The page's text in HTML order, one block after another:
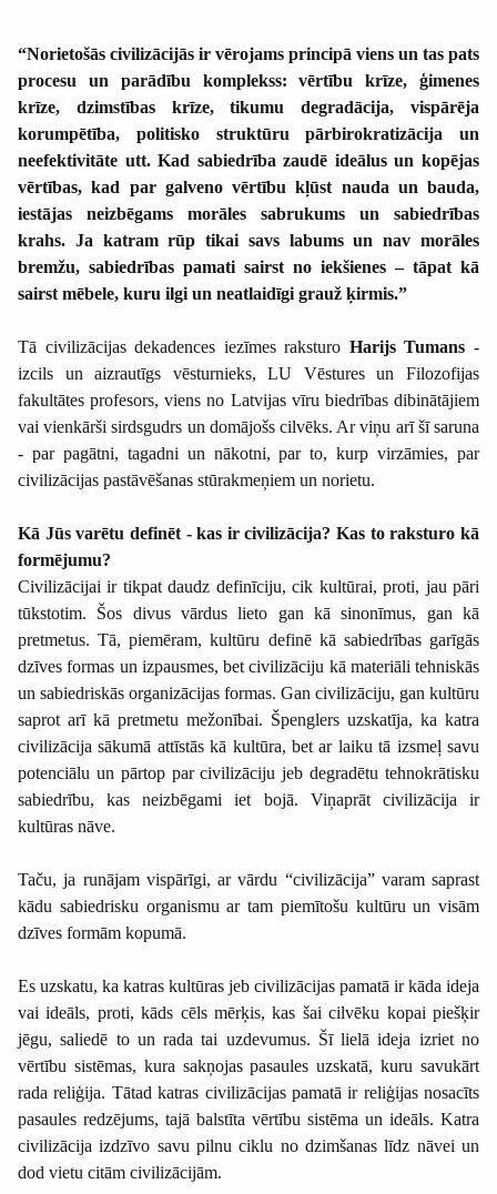
“Norietošās civilizācijās ir vērojams principā viens un tas pats
procesu un parādību komplekss: vērtību krīze, ģimenes
krīze, dzimstības krīze, tikumu degradācija, vispārēja
korumpētība, politisko struktūru pārbirokratizācija un
neefektivitāte utt. Kad sabiedrība zaudē ideālus un kopējas
vērtības, kad par galveno vērtību kļūst nauda un bauda,
iestājas neizbēgams morāles sabrukums un sabiedrības
krahs. Ja katram rūp tikai savs labums un nav morāles
bremžu, sabiedrības pamati sairst no iekšienes – tāpat kā
sairst mēbele, kuru ilgi un neatlaidīgi grauž ķirmis.”
Tā civilizācijas dekadences iezīmes raksturo Harijs Tumans -
izcils un aizrautīgs vēsturnieks, LU Vēstures un Filozofijas
fakultātes profesors, viens no Latvijas vīru biedrības dibinātājiem
vai vienkārši sirdsgudrs un domājošs cilvēks. Ar viņu arī šī saruna
- par pagātni, tagadni un nākotni, par to, kurp virzāmies, par
civilizācijas pastāvēšanas stūrakmeņiem un norietu.
Kā Jūs varētu definēt - kas ir civilizācija? Kas to raksturo kā
formējumu?
Civilizācijai ir tikpat daudz definīciju, cik kultūrai, proti, jau pāri
tūkstotim. Šos divus vārdus lieto gan kā sinonīmus, gan kā
pretmetus. Tā, piemēram, kultūru definē kā sabiedrības garīgās
dzīves formas un izpausmes, bet civilizāciju kā materiāli tehniskās
un sabiedriskās organizācijas formas. Gan civilizāciju, gan kultūru
saprot arī kā pretmetu mežonībai. Špenglers uzskatīja, ka katra
civilizācija sākumā attīstās kā kultūra, bet ar laiku tā izsmeļ savu
potenciālu un pārtop par civilizāciju jeb degradētu tehnokrātisku
sabiedrību, kas neizbēgami iet bojā. Viņaprāt civilizācija ir
kultūras nāve.
Taču, ja runājam vispārīgi, ar vārdu “civilizācija” varam saprast
kādu sabiedrisku organismu ar tam piemītošu kultūru un visām
dzīves formām kopumā.
Es uzskatu, ka katras kultūras jeb civilizācijas pamatā ir kāda ideja
vai ideāls, proti, kāds cēls mērķis, kas šai cilvēku kopai piešķir
jēgu, saliedē to un rada tai uzdevumus. Šī lielā ideja izriet no
vērtību sistēmas, kura sakņojas pasaules uzskatā, kuru savukārt
rada reliģija. Tātad katras civilizācijas pamatā ir reliģijas nosacīts
pasaules redzējums, tajā balstīta vērtību sistēma un ideāls. Katra
civilizācija izdzīvo savu pilnu ciklu no dzimšanas līdz nāvei un
dod vietu citām civilizācijām.